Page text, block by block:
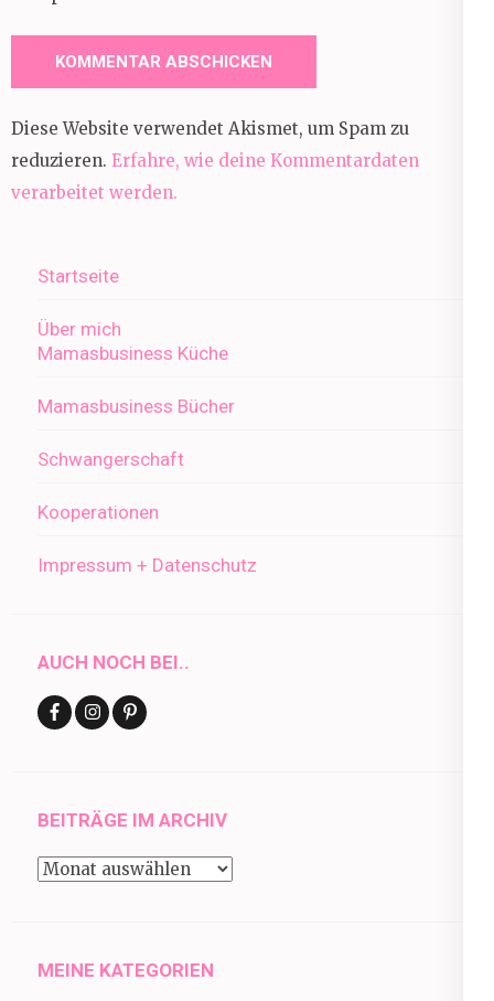
Diese Website verwendet Akismet, um Spam zu
reduzieren. Erfahre, wie deine Kommentardaten
verarbeitet werden.
Startseite
Über mich
Mamasbusiness Küche
Mamasbusiness Bücher
Schwangerschaft
Kooperationen
Impressum + Datenschutz
AUCH NOCH BEI..
BEITRÄGE IM ARCHIV
Beiträge
MEINE KATEGORIEN